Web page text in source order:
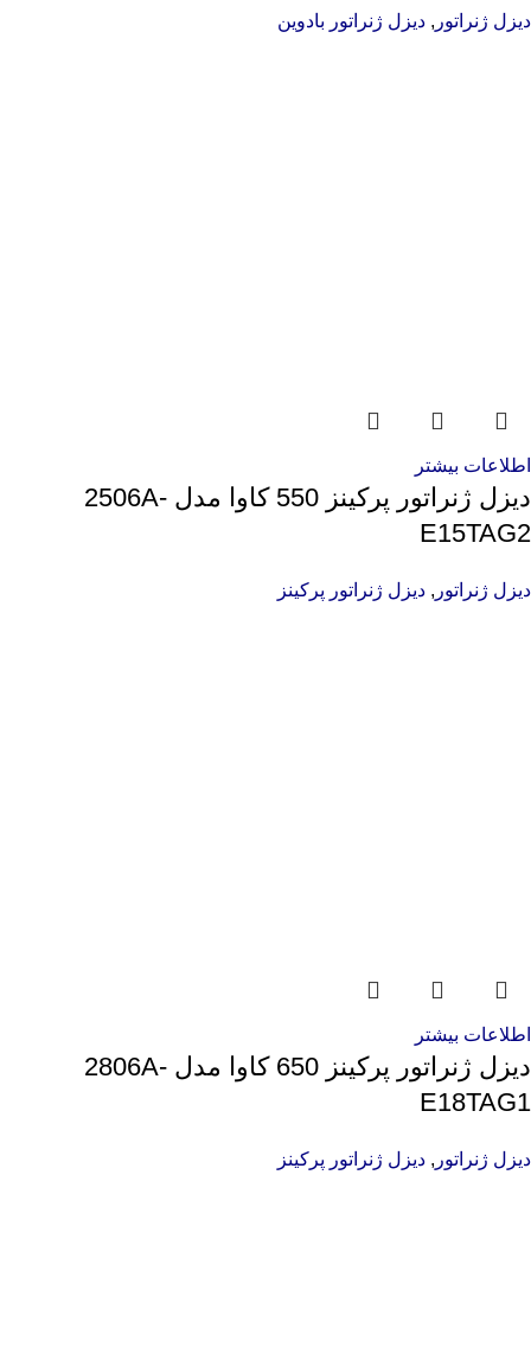
دیزل ژنراتور , دیزل ژنراتور بادوین
اطلاعات بیشتر
دیزل ژنراتور پرکینز 550 کاوا مدل 2506A-
E15TAG2
دیزل ژنراتور , دیزل ژنراتور پرکینز
اطلاعات بیشتر
دیزل ژنراتور پرکینز 650 کاوا مدل 2806A-
E18TAG1
دیزل ژنراتور , دیزل ژنراتور پرکینز